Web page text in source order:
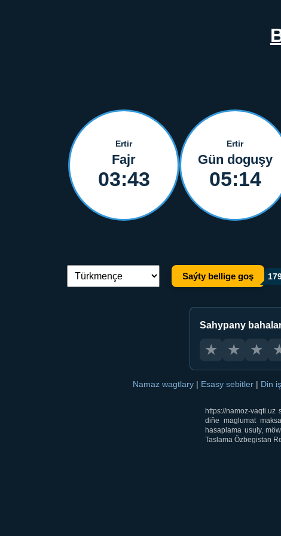
Ertir
Fajr
03:43
Ertir
Gün doguşy
05:14
Dil çalşyryş: Saýty bellige goş
Sahypany
★ ★ ★
Namaz wagtlary | Esasy sebitler | Din
https://namoz-
diňe maglumat
hasaplama usuly,
Taslama Özbegistan